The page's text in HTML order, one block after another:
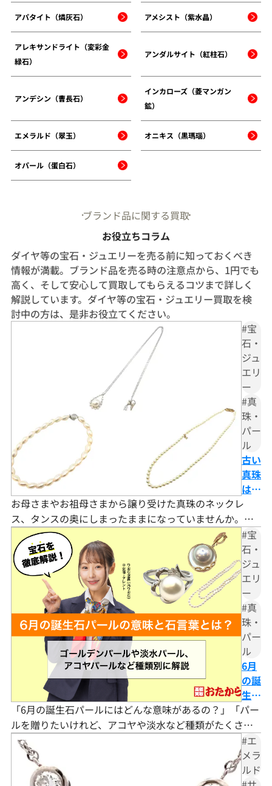
アパタイト（燐灰石） アメシスト（紫水晶）
アレキサンドライト（変彩金
緑石）
アンダルサイト（紅柱石）
アンデシン（曹長石）
インカローズ（菱マンガン
鉱）
エメラルド（翠玉） オニキス（黒瑪瑙）
オパール（蛋白石）
ブランド品に関する買取
お役立ちコラム
ダイヤ等の宝石・ジュエリーを売る前に知っておくべき
情報が満載。ブランド品を売る時の注意点から、1円でも
高く、そして安心して買取してもらえるコツまで詳しく
解説しています。ダイヤ等の宝石・ジュエリー買取を検
討中の方は、是非お役立てください。
#宝
石・
ジュ
エリ
ー
#真
珠・
パー
ル
古い
真珠
は買
取で
き
る？
劣化
した
パー
ルを
高く
売る
方法
と注
意点
お母さまやお祖母さまから譲り受けた真珠のネックレ
ス、タンスの奥にしまったままになっていませんか。久
しぶりに開けてみたら黄ばみやくすみが出ていて、「も
う値段はつかないかも……」と肩を落とした方もいらっ
しゃるかもしれません。 古い真珠でも珠のサイズや巻き
の厚さ、ブランドなどの条件次第で買取価格がしっかり
つくケースは数多くあります。ただし、真珠は有機質の
宝石のため、保管状態によっては少しずつコンデ
#宝
石・
ジュ
エリ
ー
#真
珠・
パー
ル
6月
の誕
生石
パー
ルの
意味
と石
言葉
と
「6月の誕生石パールにはどんな意味があるの？」「パー
ルを贈りたいけれど、アコヤや淡水など種類がたくさん
あって選べない……」とお悩みではありませんか。 パー
ル（真珠）は「健康」「長寿」「富」「純潔」「円満」
という5つの石言葉を持ち、古来より「月のしずく」や
#エ
メラ
ルド